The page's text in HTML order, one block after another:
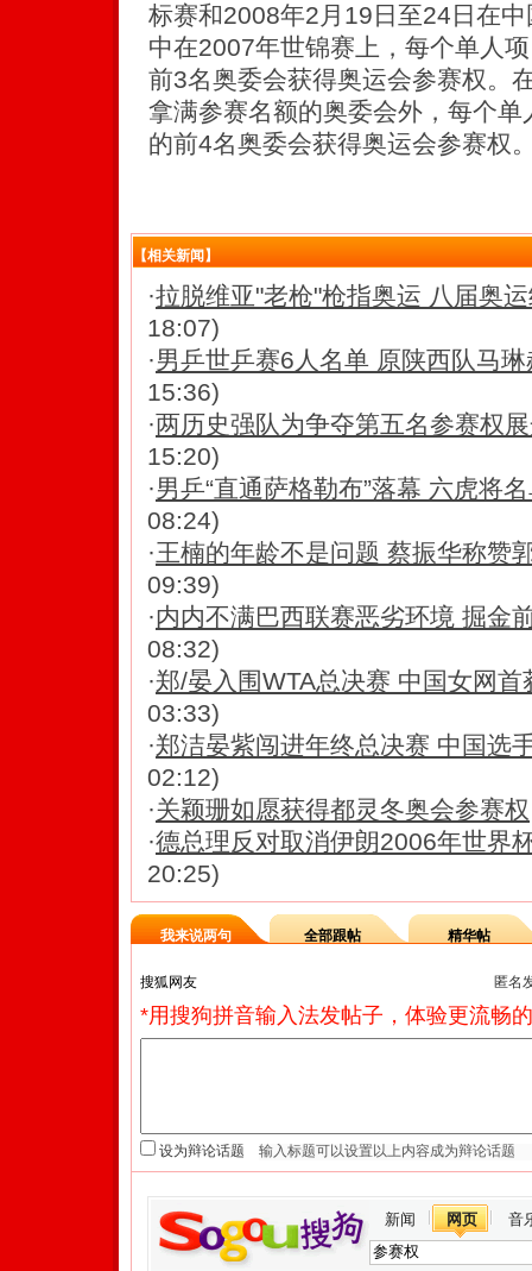
标赛和2008年2月19日至24日在
中在2007年世锦赛上，每个单人
前3名奥委会获得奥运会参赛权。
拿满参赛名额的奥委会外，每个
的前4名奥委会获得奥运会参赛权
【相关新闻】
·拉脱维亚"老枪"枪指奥运 八届奥
18:07)
·男乒世乒赛6人名单 原陕西队马
15:36)
·两历史强队为争夺第五名参赛权
15:20)
·男乒“直通萨格勒布”落幕 六虎将
08:24)
·王楠的年龄不是问题 蔡振华称赞
09:39)
·内内不满巴西联赛恶劣环境 掘金
08:32)
·郑/晏入围WTA总决赛 中国女网首
03:33)
·郑洁晏紫闯进年终总决赛 中国选
02:12)
·关颖珊如愿获得都灵冬奥会参赛权
·德总理反对取消伊朗2006年世界
20:25)
我来说两句 全部跟帖 精华帖
匿名
*用搜狗拼音输入法发帖子，体验更流畅
设为辩论话题
新闻 网页 音